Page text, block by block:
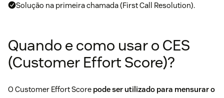
Solução na primeira chamada (First Call Resolution).
Quando e como usar o CES
(Customer Effort Score)?
O Customer Effort Score pode ser utilizado para mensurar o